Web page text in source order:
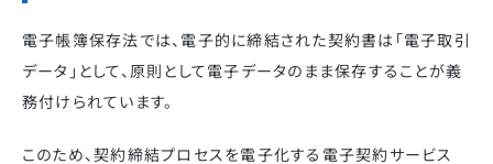
電子帳簿保存法では、電子的に締結された契約書は「電子取引
データ」として、原則として電子データのまま保存することが義
務付けられています。
このため、契約締結プロセスを電子化する電子契約サービス